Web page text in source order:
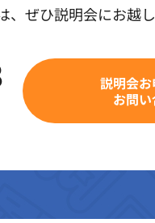
ぜひ説明会にお越
説明会
お問